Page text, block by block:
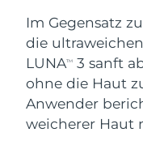
Im Gegensatz
die
LUNATM
3 sanft
ohne die Haut
Anwender
weicherer Haut